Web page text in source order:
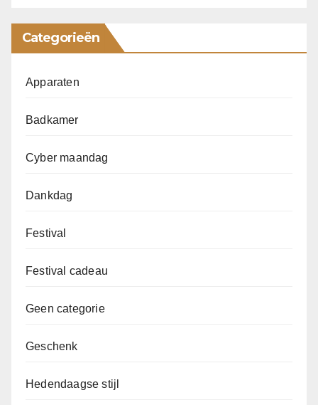
Categorieën
Apparaten
Badkamer
Cyber maandag
Dankdag
Festival
Festival cadeau
Geen categorie
Geschenk
Hedendaagse stijl